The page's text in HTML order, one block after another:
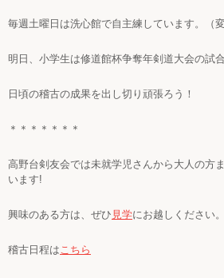
毎週土曜日は洗心館で自主練しています。（
明日、小学生は修道館杯争奪年剣道大会の試
日頃の稽古の成果を出し切り頑張ろう！
＊＊＊＊＊＊＊
高野台剣友会では未就学児さんから大人の方
います!
興味のある方は、ぜひ 見学にお越しください。
稽古日程はこちら